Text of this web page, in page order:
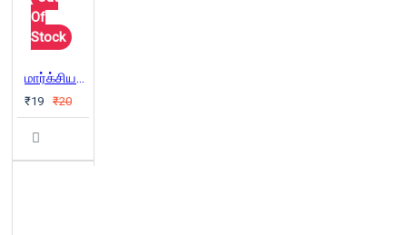
Of
Stock
மார்க்சியமும் திருத்தல்வாதமும்
₹19 ₹20